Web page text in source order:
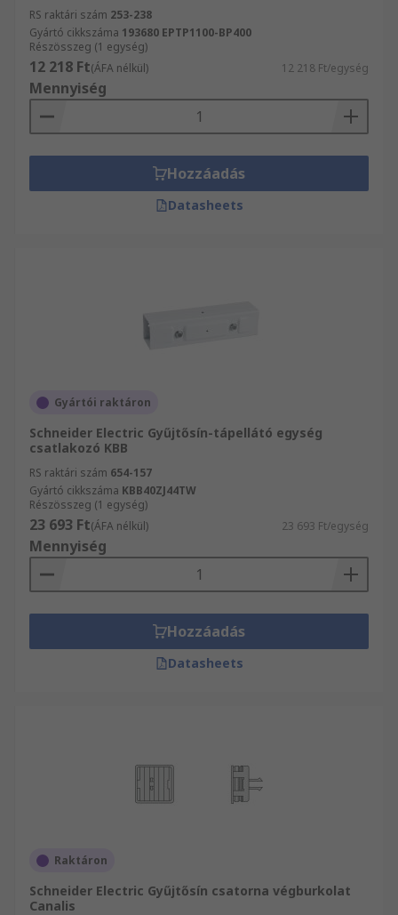
RS raktári szám 253-238
Gyártó cikkszáma 193680 EPTP1100-BP400
Részösszeg (1 egység)
12 218 Ft(ÁFA nélkül) 12 218 Ft/egység
Mennyiség
Hozzáadás
Datasheets
Gyártói raktáron
Schneider Electric Gyűjtősín-tápellátó egység
csatlakozó KBB
RS raktári szám 654-157
Gyártó cikkszáma KBB40ZJ44TW
Részösszeg (1 egység)
23 693 Ft(ÁFA nélkül) 23 693 Ft/egység
Mennyiség
Hozzáadás
Datasheets
Raktáron
Schneider Electric Gyűjtősín csatorna végburkolat
Canalis